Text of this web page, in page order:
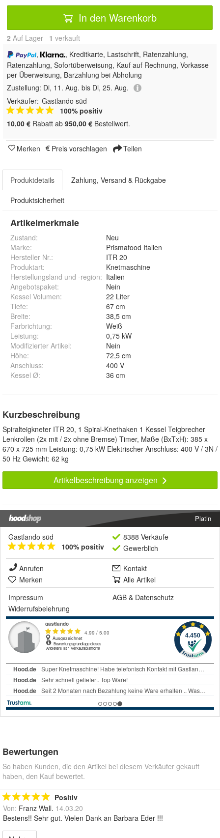
In den Warenkorb
2 Auf Lager 1 verkauft
,
, Kreditkarte, Lastschrift, Ratenzahlung,
Ratenzahlung, Sofortüberweisung, Kauf auf Rechnung, Vorkasse
per Überweisung, Barzahlung bei Abholung
Zustellung: Di, 11. Aug. bis Di, 25. Aug.
Verkäufer: Gastlando süd
100% positiv
10,00 € Rabatt ab 950,00 € Bestellwert.
Merken Preis vorschlagen Teilen
Produktdetails Zahlung, Versand & Rückgabe
Produktsicherheit
Artikelmerkmale
Zustand:
Neu
Marke:
Prismafood Italien
Hersteller Nr.:
ITR 20
Produktart:
Knetmaschine
Herstellungsland und -region: Italien
Angebotspaket:
Nein
Kessel Volumen:
22 Liter
Tiefe:
67 cm
Breite:
38,5 cm
Farbrichtung:
Weiß
Leistung:
0,75 kW
Modifizierter Artikel:
Nein
Höhe:
72,5 cm
Anschluss:
400 V
Kessel Ø: 36 cm
Kurzbeschreibung
Spiralteigkneter ITR 20, 1 Spiral-Knethaken 1 Kessel Teigbrecher
Lenkrollen (2x mit / 2x ohne Bremse) Timer, Maße (BxTxH): 385 x
670 x 725 mm Leistung: 0,75 kW Elektrischer Anschluss: 400 V / 3N /
50 Hz Gewicht: 62 kg
Artikelbeschreibung anzeigen
Platin
Gastlando süd
100% positiv
8388 Verkäufe
Gewerblich
Anrufen
Kontakt
Merken
Alle Artikel
Impressum
AGB & Datenschutz
Widerrufsbelehrung
Bewertungen
So haben Kunden, die den Artikel bei diesem Verkäufer gekauft
haben, den Kauf bewertet.
Positiv
Von: Franz Wall. 14.03.20
Bestens!! Sehr gut. Vielen Dank an Barbara Eder !!!